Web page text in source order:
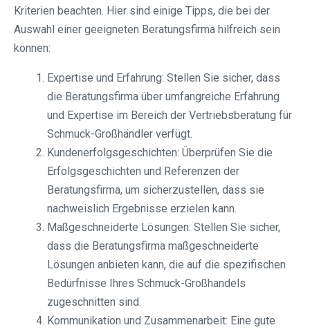
Kriterien beachten. Hier sind einige Tipps, die bei der
Auswahl einer geeigneten Beratungsfirma hilfreich sein
können:
Expertise und Erfahrung: Stellen Sie sicher, dass
die Beratungsfirma über umfangreiche Erfahrung
und Expertise im Bereich der Vertriebsberatung für
Schmuck-Großhändler verfügt.
Kundenerfolgsgeschichten: Überprüfen Sie die
Erfolgsgeschichten und Referenzen der
Beratungsfirma, um sicherzustellen, dass sie
nachweislich Ergebnisse erzielen kann.
Maßgeschneiderte Lösungen: Stellen Sie sicher,
dass die Beratungsfirma maßgeschneiderte
Lösungen anbieten kann, die auf die spezifischen
Bedürfnisse Ihres Schmuck-Großhandels
zugeschnitten sind.
Kommunikation und Zusammenarbeit: Eine gute